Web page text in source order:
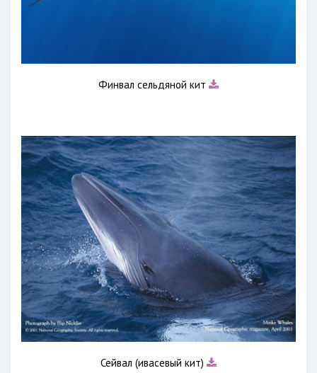
Финвал сельдяной кит
Сейвал (ивасевый кит)